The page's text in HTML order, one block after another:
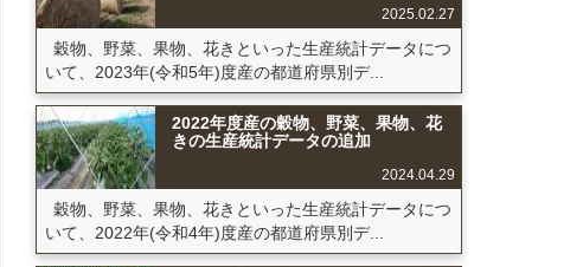
2025.02.27
穀物、野菜、果物、花きといった生産統計データにつ
いて、2023年(令和5年)度産の都道府県別デ...
2022年度産の穀物、野菜、果物、花
きの生産統計データの追加
2024.04.29
穀物、野菜、果物、花きといった生産統計データにつ
いて、2022年(令和4年)度産の都道府県別デ...